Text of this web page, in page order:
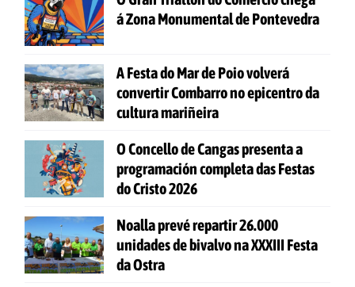
á Zona Monumental de Pontevedra
A Festa do Mar de Poio volverá
convertir Combarro no epicentro da
cultura mariñeira
O Concello de Cangas presenta a
programación completa das Festas
do Cristo 2026
Noalla prevé repartir 26.000
unidades de bivalvo na XXXIII Festa
da Ostra